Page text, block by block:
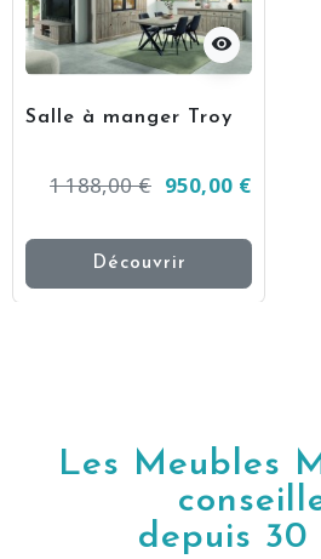
visibility
Salle à manger Troy
1 188,00 € 950,00 €
Découvrir
Les Meubles
depuis 30